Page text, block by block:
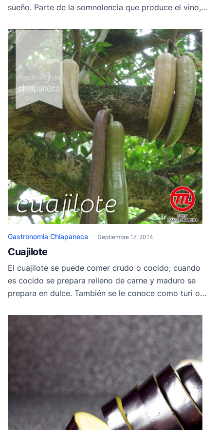
sueño. Parte de la somnolencia que produce el vino,
la melatonina.
Gastronomia Chiapaneca Septiembre 17, 2014
Cuajilote
El cuajilote se puede comer crudo o cocido; cuando
es cocido se prepara relleno de carne y maduro se
prepara en dulce. También se le conoce como turi o